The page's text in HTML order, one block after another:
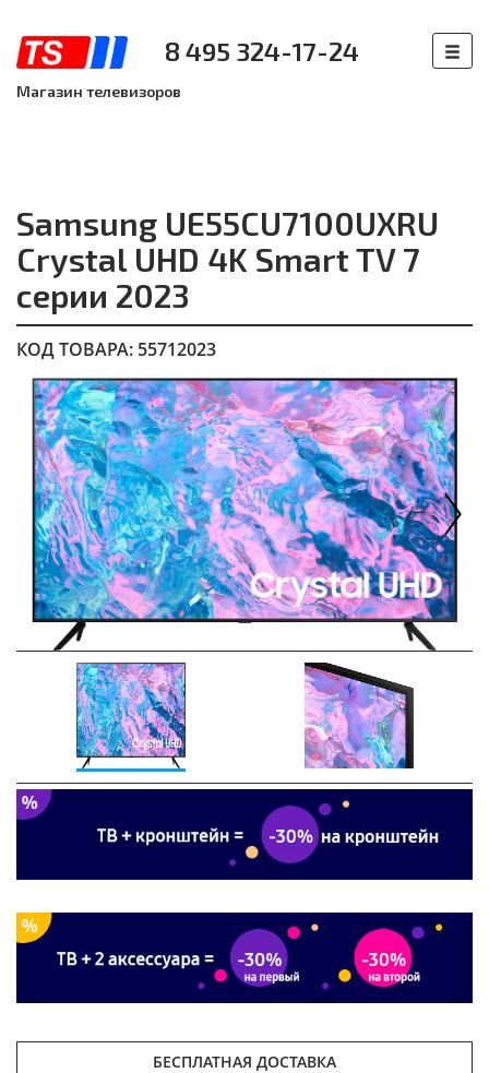
8 495 324-17-24
Магазин телевизоров
Samsung UE55CU7100UXRU
Crystal UHD 4K Smart TV 7
серии 2023
КОД ТОВАРА: 55712023
Next
БЕСПЛАТНАЯ ДОСТАВКА